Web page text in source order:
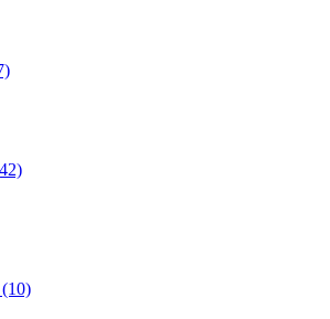
(10)